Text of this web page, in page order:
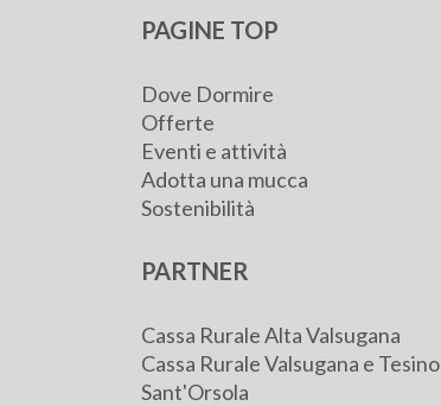
PAGINE TOP
Dove Dormire
Offerte
Eventi e attività
Adotta una mucca
Sostenibilità
PARTNER
Cassa Rurale Alta Valsugana
Cassa Rurale Valsugana e Tesino
Sant'Orsola